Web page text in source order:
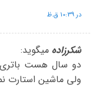
در 10:39 ق.ظ
شکرزاده میگوید:
ولی ماشین استارت